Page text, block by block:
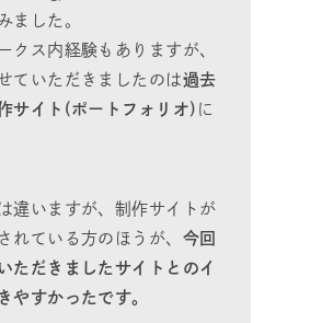
ました。
クス内経験もありますが、
ていただきましたのは過去
サイト(ポートフォリオ) に
違いますが、制作サイトが
れている方のほうが、 今回
ただきましたサイトとのイ
やすかったです。